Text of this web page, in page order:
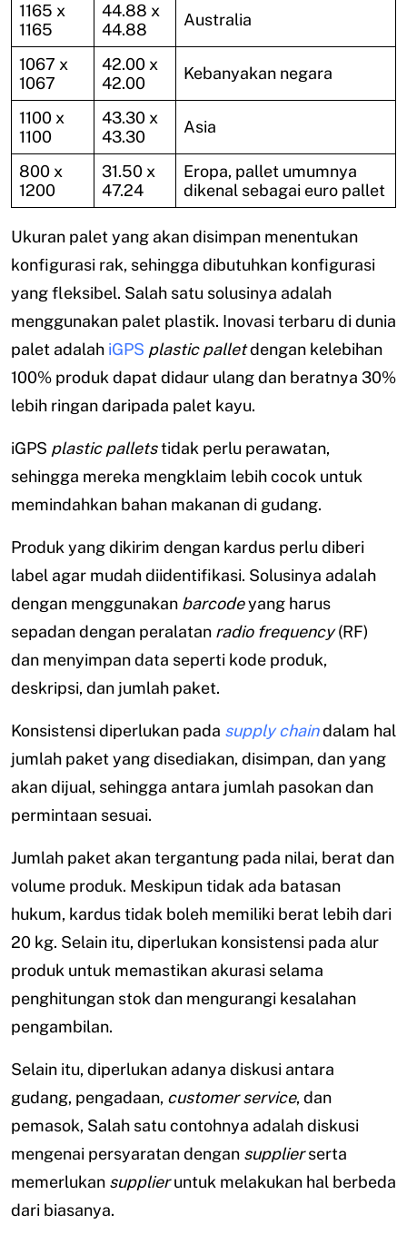
1165 x
1165
44.88 x
44.88
Australia
1067 x
1067
42.00 x
42.00
Kebanyakan negara
1100 x
1100
43.30 x
43.30
Asia
800 x
1200
31.50 x
47.24
Eropa, pallet umumnya
dikenal sebagai euro pallet
Ukuran palet yang akan disimpan menentukan
konfigurasi rak, sehingga dibutuhkan konfigurasi
yang fleksibel. Salah satu solusinya adalah
menggunakan palet plastik. Inovasi terbaru di dunia
palet adalah iGPS plastic palletdengan kelebihan
100% produk dapat didaur ulang dan beratnya 30%
lebih ringan daripada palet kayu.
iGPS plastic palletstidak perlu perawatan,
sehingga mereka mengklaim lebih cocok untuk
memindahkan bahan makanan di gudang.
Produk yang dikirim dengan kardus perlu diberi
label agar mudah diidentifikasi. Solusinya adalah
dengan menggunakan barcodeyang harus
sepadan dengan peralatan radio frequency(RF)
dan menyimpan data seperti kode produk,
deskripsi, dan jumlah paket.
Konsistensi diperlukan pada supply chaindalam hal
jumlah paket yang disediakan, disimpan, dan yang
akan dijual, sehingga antara jumlah pasokan dan
permintaan sesuai.
Jumlah paket akan tergantung pada nilai, berat dan
volume produk. Meskipun tidak ada batasan
hukum, kardus tidak boleh memiliki berat lebih dari
20 kg. Selain itu, diperlukan konsistensi pada alur
produk untuk memastikan akurasi selama
penghitungan stok dan mengurangi kesalahan
pengambilan.
Selain itu, diperlukan adanya diskusi antara
gudang, pengadaan, customer service, dan
pemasok, Salah satu contohnya adalah diskusi
mengenai persyaratan dengan supplierserta
memerlukan supplieruntuk melakukan hal berbeda
dari biasanya.